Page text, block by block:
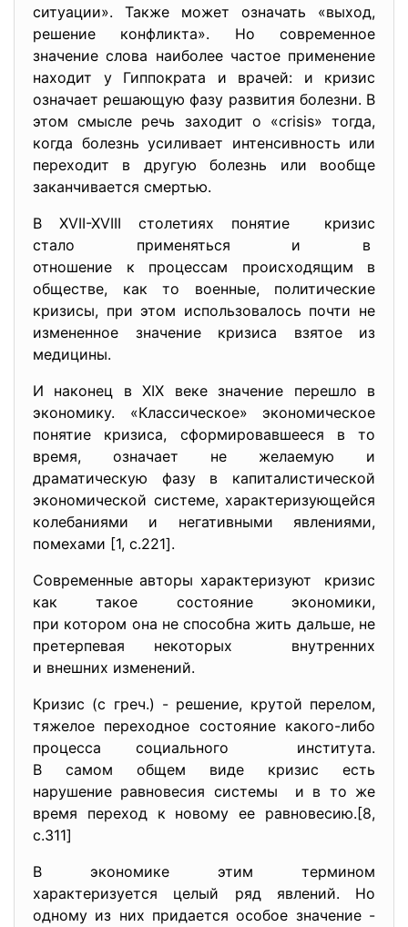
ситуации». Также может означать «выход,
решение конфликта». Но современное
значение слова наиболее частое применение
находит у Гиппократа и врачей: и кризис
означает решающую фазу развития болезни. В
этом смысле речь заходит о «crisis» тогда,
когда болезнь усиливает интенсивность или
переходит в другую болезнь или вообще
заканчивается смертью.
В XVII-XVIII столетиях понятие кризис
стало применяться и в
отношение к процессам происходящим в
обществе, как то военные, политические
кризисы, при этом использовалось почти не
измененное значение кризиса взятое из
медицины.
И наконец в ХIX веке значение перешло в
экономику. «Классическое» экономическое
понятие кризиса, сформировавшееся в то
время, означает не желаемую и
драматическую фазу в капиталистической
экономической системе, характеризующейся
колебаниями и негативными явлениями,
помехами [1, c.221].
Современные авторы характеризуют кризис
как такое состояние экономики,
при котором она не способна жить дальше, не
претерпевая некоторых внутренних
и внешних изменений.
Кризис (с греч.) - решение, крутой перелом,
тяжелое переходное состояние какого-либо
процесса социального института.
В самом общем виде кризис есть
нарушение равновесия системы и в то же
время переход к новому ее равновесию.[8,
c.311]
В экономике этим термином
характеризуется целый ряд явлений. Но
одному из них придается особое значение -